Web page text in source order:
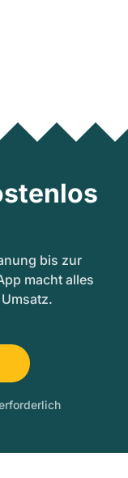
bis zur
macht alles